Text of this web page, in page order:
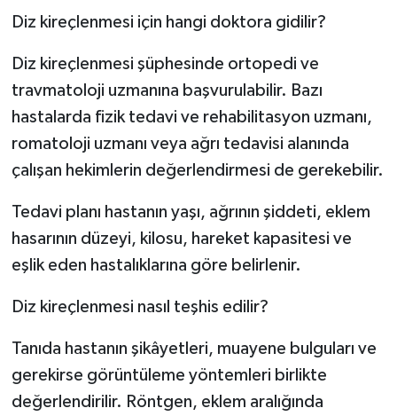
Diz kireçlenmesi için hangi doktora gidilir?
Diz kireçlenmesi şüphesinde ortopedi ve
travmatoloji uzmanına başvurulabilir. Bazı
hastalarda fizik tedavi ve rehabilitasyon uzmanı,
romatoloji uzmanı veya ağrı tedavisi alanında
çalışan hekimlerin değerlendirmesi de gerekebilir.
Tedavi planı hastanın yaşı, ağrının şiddeti, eklem
hasarının düzeyi, kilosu, hareket kapasitesi ve
eşlik eden hastalıklarına göre belirlenir.
Diz kireçlenmesi nasıl teşhis edilir?
Tanıda hastanın şikâyetleri, muayene bulguları ve
gerekirse görüntüleme yöntemleri birlikte
değerlendirilir. Röntgen, eklem aralığında